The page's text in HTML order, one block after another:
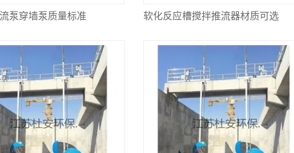
泵穿墙泵质量标准 软化反应槽搅拌推流器材质可选